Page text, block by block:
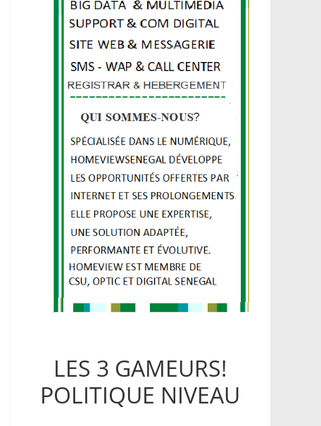
LES 3 GAMEURS!
POLITIQUE NIVEAU